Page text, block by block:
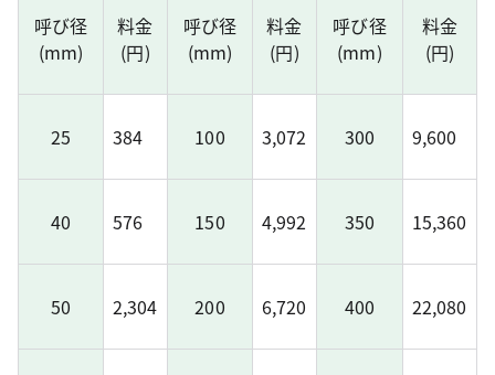
呼び径
(mm)
料金
(円)
呼び径
(mm)
料金
(円)
呼び径
(mm)
料金
(円)
25 384 100 3,072 300 9,600
40 576 150 4,992 350 15,360
50 2,304 200 6,720 400 22,080